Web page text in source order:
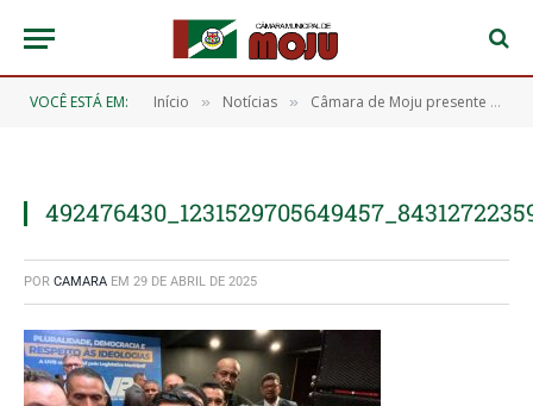
VOCÊ ESTÁ EM: Início » Notícias » Câmara de Moju presente no 2º dia da XXIV Marcha dos Legislativos Municipais, em Brasília
POR CAMARA EM 29 DE ABRIL DE 2025